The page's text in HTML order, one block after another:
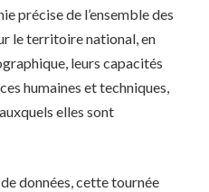
précise de l’ensemble des
le territoire national, en
leurs capacités
humaines et techniques,
elles sont
données, cette tournée